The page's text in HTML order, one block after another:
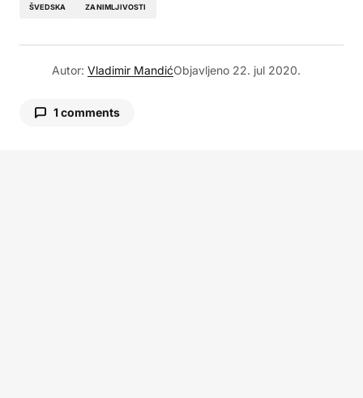
ŠVEDSKA ZANIMLJIVOSTI
Autor: Vladimir MandićObjavljeno 22. jul 2020.
1 comments